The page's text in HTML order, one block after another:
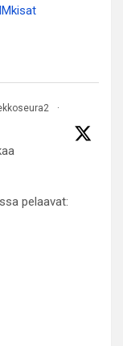
·
pelaavat: